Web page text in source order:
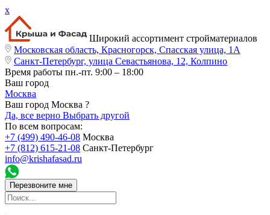
x
Широкий ассортимент стройматериалов
Московская область, Красногорск, Спасская улица, 1А
Санкт-Петербург, улица Севастьянова, 12, Колпино
Время работы пн.-пт. 9:00 – 18:00
Ваш город
Москва
Ваш город Москва ?
Да, все верно Выбрать другой
По всем вопросам:
+7 (499) 490-46-08 Москва
+7 (812) 615-21-08 Санкт-Петербург
info@krishafasad.ru
Перезвоните мне